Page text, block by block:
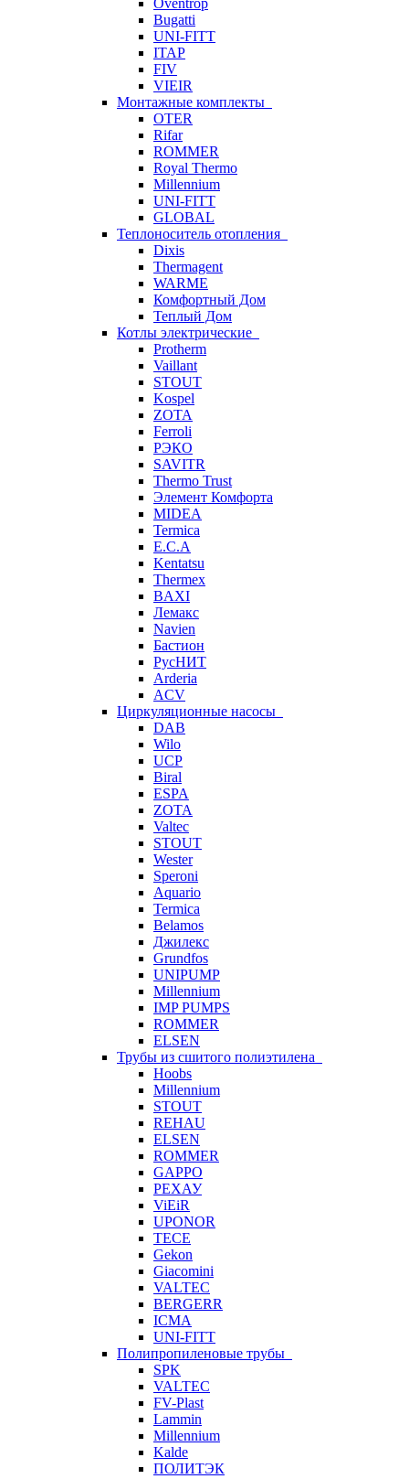
Oventrop
Bugatti
UNI-FITT
ITAP
FIV
VIEIR
Монтажные комплекты
OTER
Rifar
ROMMER
Royal Thermo
Millennium
UNI-FITT
GLOBAL
Теплоноситель отопления
Dixis
Thermagent
WARME
Комфортный Дом
Теплый Дом
Котлы электрические
Protherm
Vaillant
STOUT
Kospel
ZOTA
Ferroli
РЭКО
SAVITR
Thermo Trust
Элемент Комфорта
MIDEA
Termica
E.C.A
Kentatsu
Thermex
BAXI
Лемакс
Navien
Бастион
РусНИТ
Arderia
ACV
Циркуляционные насосы
DAB
Wilo
UCP
Biral
ESPA
ZOTA
Valtec
STOUT
Wester
Speroni
Aquario
Termica
Belamos
Джилекс
Grundfos
UNIPUMP
Millennium
IMP PUMPS
ROMMER
ELSEN
Трубы из сшитого полиэтилена
Hoobs
Millennium
STOUT
REHAU
ELSEN
ROMMER
GAPPO
РЕХАУ
ViEiR
UPONOR
TECE
Gekon
Giacomini
VALTEC
BERGERR
ICMA
UNI-FITT
Полипропиленовые трубы
SPK
VALTEC
FV-Plast
Lammin
Millennium
Kalde
ПОЛИТЭК